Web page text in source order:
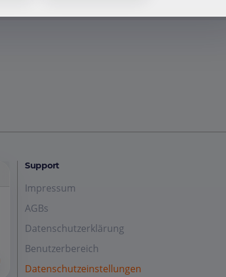
Support
Impressum
AGBs
Datenschutzerklärung
Benutzerbereich
Datenschutzeinstellungen